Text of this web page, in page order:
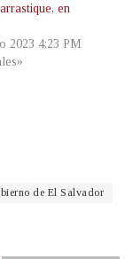
en
2023 4:23 PM
de El Salvador